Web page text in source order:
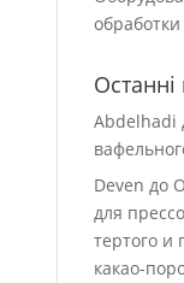
Останні
Abdelhadi
Deven до
для
тертого и
какао-